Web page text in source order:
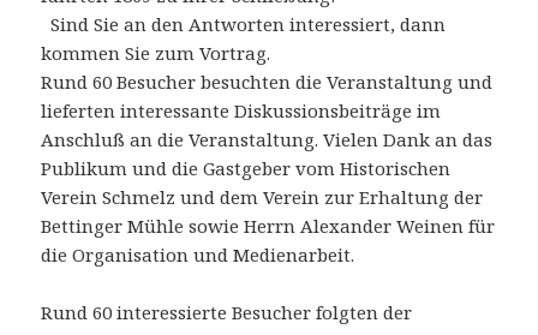
Sind Sie an den Antworten interessiert, dann
kommen Sie zum Vortrag.
Rund 60 Besucher besuchten die Veranstaltung und
lieferten interessante Diskussionsbeiträge im
Anschluß an die Veranstaltung. Vielen Dank an das
Publikum und die Gastgeber vom Historischen
Verein Schmelz und dem Verein zur Erhaltung der
Bettinger Mühle sowie Herrn Alexander Weinen für
die Organisation und Medienarbeit.
Rund 60 interessierte Besucher folgten der